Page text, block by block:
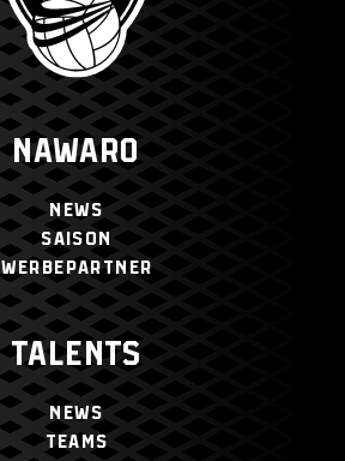
NAWARO
NEWS
SAISON
WERBEPARTNER
TALENTS
NEWS
TEAMS